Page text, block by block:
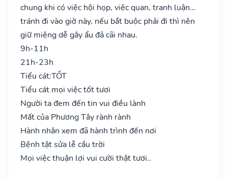
chung khi có việc hội họp, việc quan, tranh luận…
tránh đi vào giờ này, nếu bắt buộc phải đi thì nên
giữ miệng dễ gây ẩu đả cãi nhau.
9h-11h
21h-23h
Tiểu cát:TỐT
Tiểu cát mọi việc tốt tươi
Người ta đem đến tin vui điều lành
Mất của Phương Tây rành rành
Hành nhân xem đã hành trình đến nơi
Bệnh tật sửa lễ cầu trời
Mọi việc thuận lợi vui cười thật tươi..